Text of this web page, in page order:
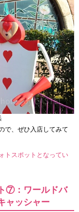
で、ぜひ入店してみて
トスポットとなってい
⑦：ワールドバ
ャッシャー